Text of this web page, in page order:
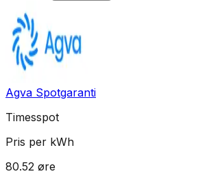
Agva Spotgaranti
Timesspot
Pris per kWh
80.52 øre